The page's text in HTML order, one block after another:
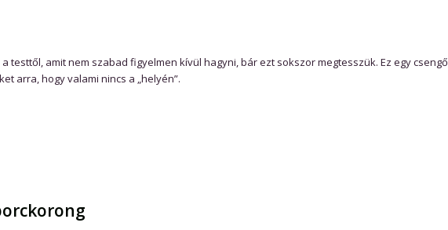
testtől, amit nem szabad figyelmen kívül hagyni, bár ezt sokszor megtesszük. Ez egy csengő
arra, hogy valami nincs a „helyén”.